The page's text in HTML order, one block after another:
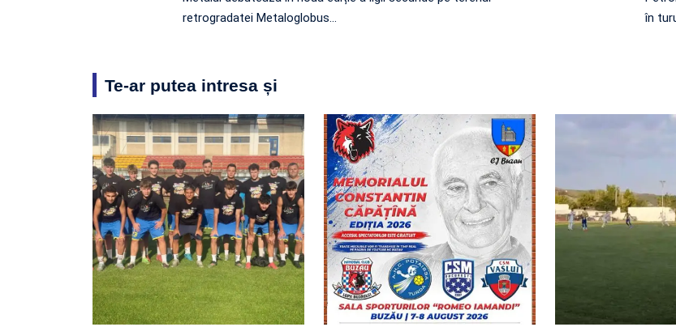
retrogradatei Metaloglobus…
în
Te-ar putea intresa și